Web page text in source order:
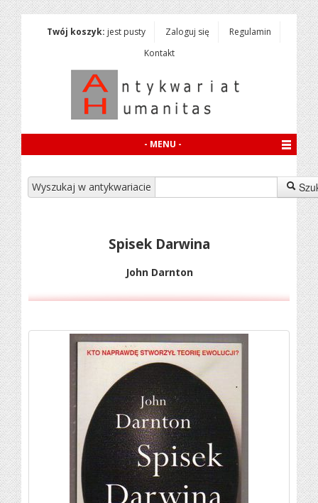
Twój koszyk: jest pusty Zaloguj się
Regulamin
Kontakt
- MENU -
Wyszukaj w antykwariacie
Spisek Darwina
John Darnton